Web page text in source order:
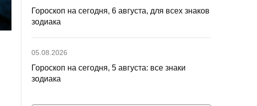
Гороскоп на сегодня, 6 августа, для всех знаков
зодиака
05.08.2026
Гороскоп на сегодня, 5 августа: все знаки
зодиака